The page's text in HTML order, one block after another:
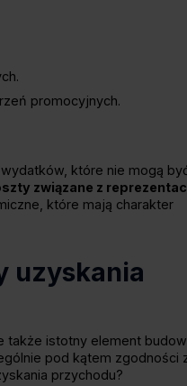
promocyjnych.
które nie mogą
związane z
które mają charakter
uzyskania
także istotny element
pod kątem zgodności
przychodu?